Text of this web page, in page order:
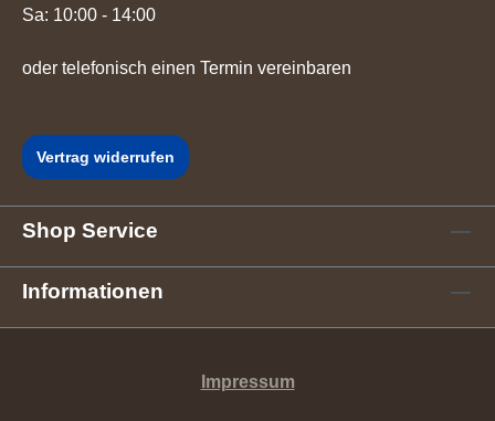
Sa: 10:00 - 14:00
oder telefonisch einen Termin vereinbaren
Vertrag widerrufen
Shop Service
Informationen
Impressum